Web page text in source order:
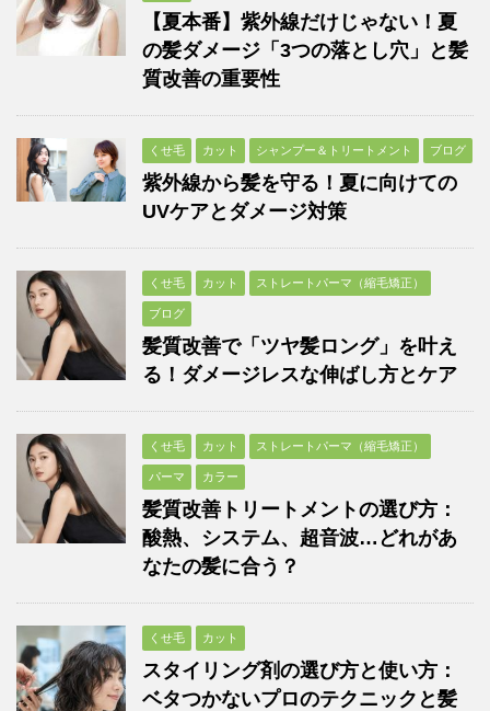
【夏本番】紫外線だけじゃない！夏
の髪ダメージ「3つの落とし穴」と髪
質改善の重要性
くせ毛 カット シャンプー＆トリートメント ブログ
紫外線から髪を守る！夏に向けての
UVケアとダメージ対策
くせ毛 カット ストレートパーマ（縮毛矯正）
ブログ
髪質改善で「ツヤ髪ロング」を叶え
る！ダメージレスな伸ばし方とケア
くせ毛 カット ストレートパーマ（縮毛矯正）
パーマ カラー
髪質改善トリートメントの選び方：
酸熱、システム、超音波…どれがあ
なたの髪に合う？
くせ毛 カット
スタイリング剤の選び方と使い方：
ベタつかないプロのテクニックと髪